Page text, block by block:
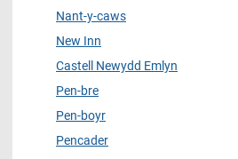
Nant-y-caws
New Inn
Castell Newydd Emlyn
Pen-bre
Pen-boyr
Pencader